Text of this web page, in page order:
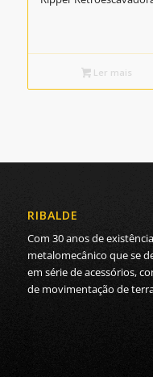
Ler mais
RIBALDE
Com 30 anos de
metalomecânico que se
em série de acessórios,
de movimentação de